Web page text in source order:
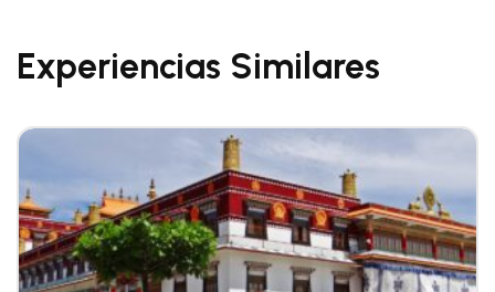
Experiencias Similares